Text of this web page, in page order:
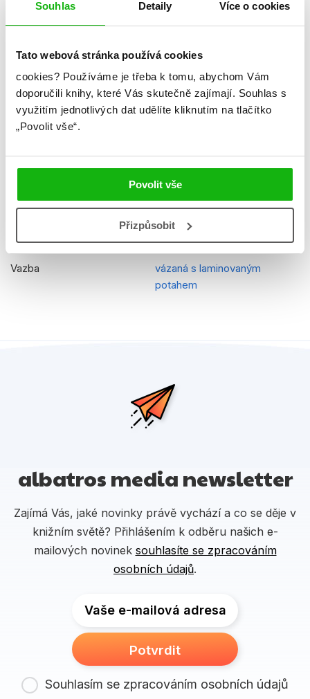
Souhlas Detaily Více o cookies
Tato webová stránka používá cookies
cookies? Používáme je třeba k tomu, abychom Vám
doporučili knihy, které Vás skutečně zajímají. Souhlas s
využitím jednotlivých dat udělíte kliknutím na tlačítko
„Povolit vše“.
Povolit vše
Přizpůsobit
Hmotnost 0,847 kg
Jazyk čeština
Řady Disney - Ledové království
Původní název Frozen
Původní jazyk
EAN 9788025247679
5
Edice
Typ Kniha
Vazba
vázaná s laminovaným
potahem
albatros media newsletter
Zajímá Vás, jaké novinky právě vychází a co se děje v
knižním světě? Přihlášením k odběru našich e-
mailových novinek souhlasíte se zpracováním
osobních údajů.
Vaše e-mailová adresa
Potvrdit
Souhlasím se zpracováním osobních údajů